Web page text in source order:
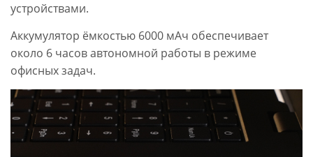
устройствами.
Аккумулятор ёмкостью 6000 мАч обеспечивает
около 6 часов автономной работы в режиме
офисных задач.